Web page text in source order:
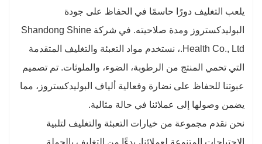
يلعب التغليف دورًا حاسمًا في الحفاظ على جودة
البوليدكستروز ومدة صلاحيته. في شركة Shandong Shine
Health Co., Ltd.، نستخدم مواد التعبئة والتغليف المتقدمة
التي تحمي المنتج من الرطوبة، الضوء، والملوثات. تم تصميم
عبوتنا للحفاظ على نضارة وفعالية ألياف البوليدكستروز، مما
يضمن وصولها إلى عملائنا في حالة مثالية.
نحن نقدم مجموعة من خيارات التعبئة والتغليف لتلبية
الاحتياجات المتنوعة لعملائنا، بدءًا من التغليف بالجملة